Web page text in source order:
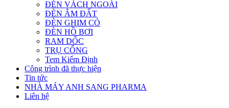
ĐÈN VÁCH NGOÀI
ĐÈN ÂM ĐẤT
ĐÈN GHIM CỎ
ĐÈN HỒ BƠI
RAM DỐC
TRỤ CỔNG
Tem Kiểm Định
Công trình đã thực hiện
Tin tức
NHÀ MÁY ANH SANG PHARMA
Liên hệ